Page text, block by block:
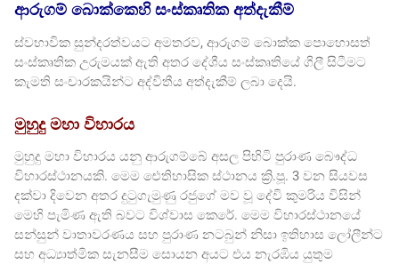
ආරුගම් බොක්කෙහි සංස්කෘතික අත්දැකීම්
ස්වභාවික සුන්දරත්වයට අමතරව, ආරුගම් බොක්ක පොහොසත්
සංස්කෘතික උරුමයක් ඇති අතර දේශීය සංස්කෘතියේ ගිලී සිටීමට
කැමති සංචාරකයින්ට අද්විතීය අත්දැකීම් ලබා දෙයි.
මුහුදු මහා විහාරය
මුහුදු මහා විහාරය යනු ආරුගම්බේ අසල පිහිටි පුරාණ බෞද්ධ
විහාරස්ථානයකි. මෙම ඓතිහාසික ස්ථානය ක්‍රි.පූ. 3 වන සියවස
දක්වා දිවෙන අතර දුටුගැමුණු රජුගේ මව වූ දේවි කුමරිය විසින්
මෙහි පැමිණ ඇති බවට විශ්වාස කෙරේ. මෙම විහාරස්ථානයේ
සන්සුන් වාතාවරණය සහ පුරාණ නටබුන් නිසා ඉතිහාස ලෝලීන්ට
සහ අධ්‍යාත්මික සැනසීම සොයන අයට එය නැරඹිය යුතුම